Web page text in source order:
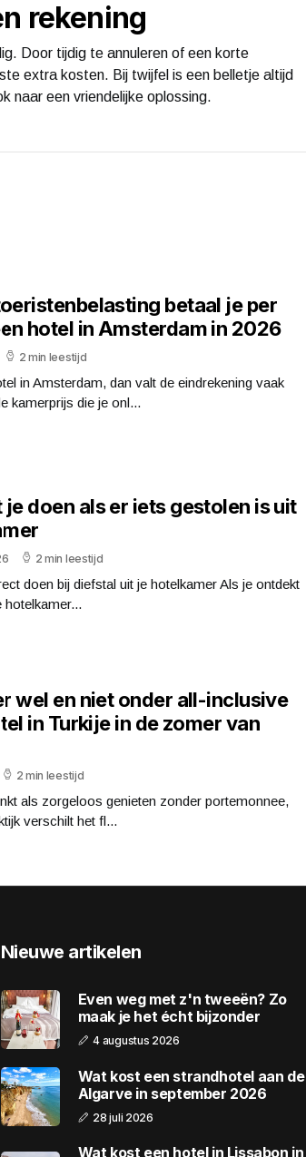
rekening
Door tijdig te annuleren of een korte
extra kosten. Bij twijfel is een belletje altijd
naar een vriendelijke oplossing.
betaal je per
hotel in Amsterdam in 2026
2 min leestijd
in Amsterdam, dan valt de eindrekening vaak
kamerprijs die je onl...
doen als er iets gestolen is uit
2 min leestijd
doen bij diefstal uit je hotelkamer Als je ontdekt
hotelkamer...
wel en niet onder all-inclusive
in Turkije in de zomer van
2 min leestijd
als zorgeloos genieten zonder portemonnee,
verschilt het fl...
Nieuwe artikelen
Even weg met z'n tweeën? Zo
maak je het écht bijzonder
4 augustus 2026
Wat kost een strandhotel aan de
Algarve in september 2026
28 juli 2026
Wat kost een hotel in Lissabon in